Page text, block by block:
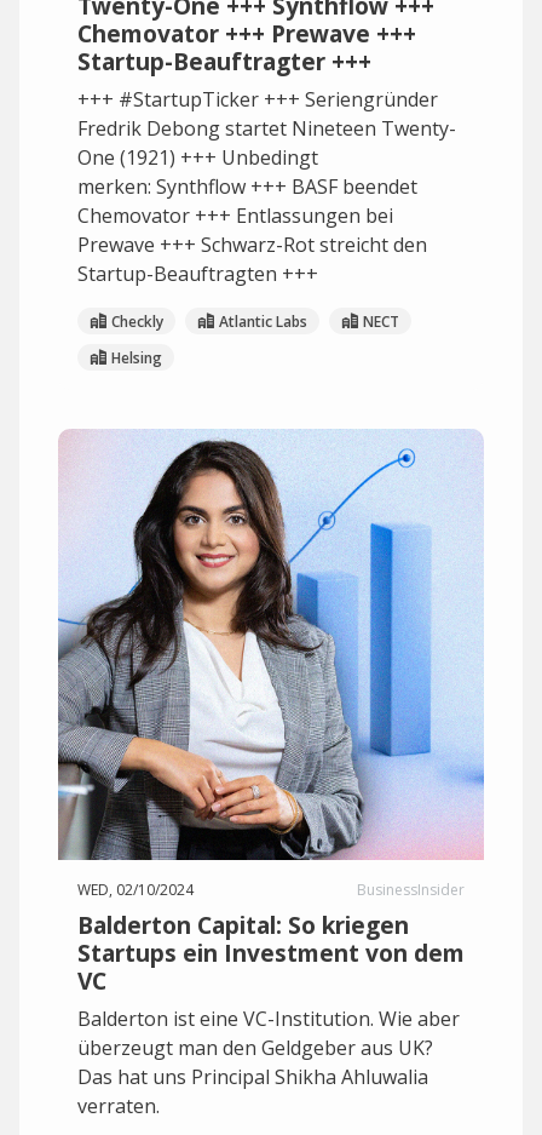
Chemovator +++ Prewave +++
Startup-Beauftragter +++
+++ #StartupTicker +++ Seriengründer
Fredrik Debong startet Nineteen Twenty-
One (1921) +++ Unbedingt
merken: Synthflow +++ BASF beendet
Chemovator +++ Entlassungen bei
Prewave +++ Schwarz-Rot streicht den
Startup-Beauftragten +++
Checkly Atlantic Labs
NECT
Helsing
WED, 02/10/2024 BusinessInsider
Balderton Capital: So kriegen
Startups ein Investment von dem
VC
Balderton ist eine VC-Institution. Wie aber
überzeugt man den Geldgeber aus UK?
Das hat uns Principal Shikha Ahluwalia
verraten.